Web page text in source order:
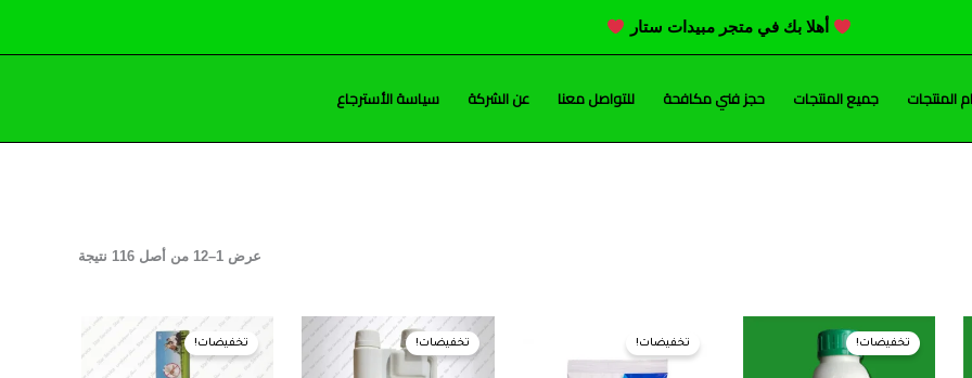
أهلا بك في متجر مبيدات ستار
المنتجات جميع المنتجات حجز فني مكافحة للتواصل معنا عن الشركة سياسة الأسترجاع
عرض 1–12 من أصل 116 نتيجة
تخفيضات!
السعر
الأصلي
هو:
280,00 EGP.
السعر
تخفيضات!الأصلي
هو:
تخفيضات!
السعر
الأصلي
هو:
السعر
الحالي
هو:
485,00 EGP.
تخفيضات!
السعر
الأصلي
هو:
55,00 EGP.
السعر
الحالي
هو:
50,00 EGP.